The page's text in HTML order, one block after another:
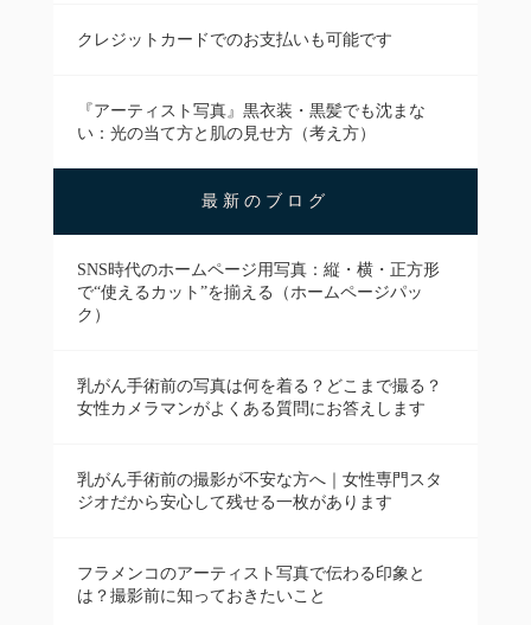
クレジットカードでのお支払いも可能です
『アーティスト写真』黒衣装・黒髪でも沈まな
い：光の当て方と肌の見せ方（考え方）
最新のブログ
SNS時代のホームページ用写真：縦・横・正方形
で“使えるカット”を揃える（ホームページパッ
ク）
乳がん手術前の写真は何を着る？どこまで撮る？
女性カメラマンがよくある質問にお答えします
乳がん手術前の撮影が不安な方へ｜女性専門スタ
ジオだから安心して残せる一枚があります
フラメンコのアーティスト写真で伝わる印象と
は？撮影前に知っておきたいこと